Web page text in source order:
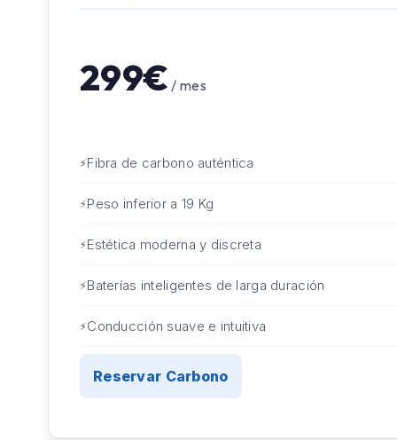
299€ / mes
Fibra de carbono auténtica
Peso inferior a 19 Kg
Estética moderna y discreta
Baterías inteligentes de larga duración
Conducción suave e intuitiva
Reservar Carbono